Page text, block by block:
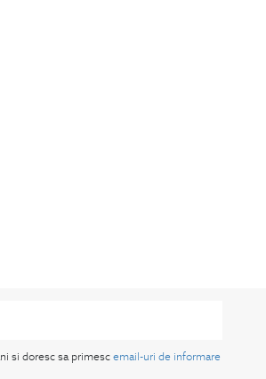
si doresc sa primescemail-uri de informare